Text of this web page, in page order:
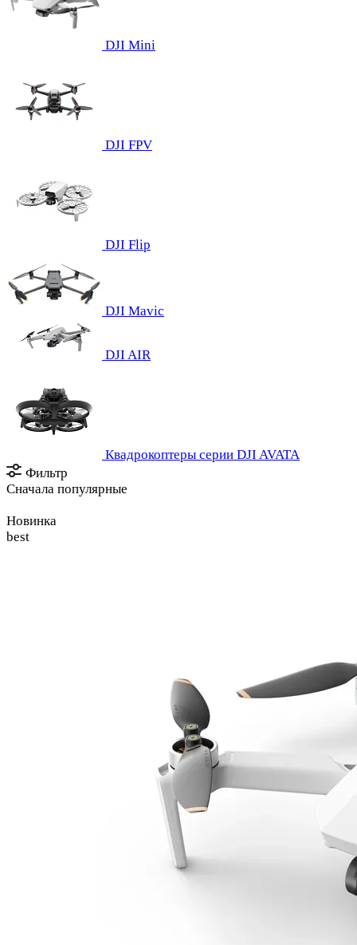
DJI Mini
DJI FPV
DJI Flip
DJI Mavic
DJI AIR
Квадрокоптеры серии DJI AVATA
Фильтр
Сначала популярные
Новинка
best